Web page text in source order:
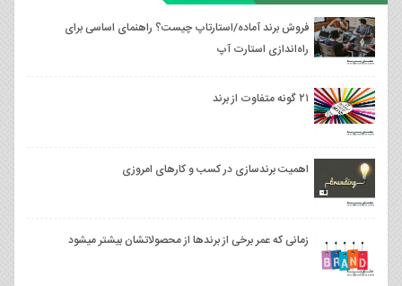
فروش برند آماده/استارتاپ چیست؟ راهنمای اساسی برای
راه‌اندازی استارت آپ
۲۱ گونه متفاوت از برند
اهمیت برندسازی در کسب و کارهای امروزی
زمانی که عمر برخی از برندها از محصولاتشان بیشتر میشود